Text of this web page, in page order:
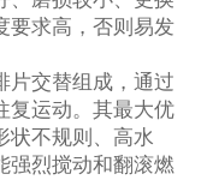
要求高，否则易发
片交替组成，通过
复运动。其最大优
状不规则、高水
强烈搅动和翻滚燃